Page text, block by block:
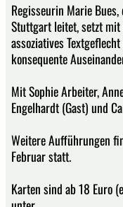
Regisseurin Marie
Stuttgart leitet, setzt
assoziatives
konsequente
Mit Sophie Arbeiter,
Engelhardt (Gast) und
Weitere Aufführungen
Februar statt.
Karten sind ab 18 Euro